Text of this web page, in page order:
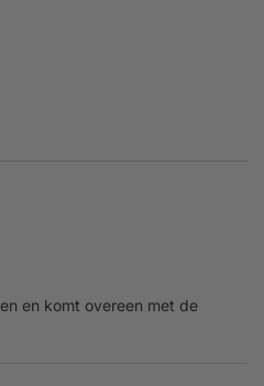
en komt overeen met de